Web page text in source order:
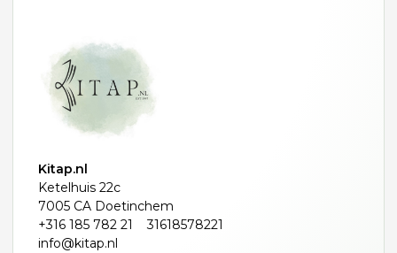
Kitap.nl
Ketelhuis 22c
7005 CA Doetinchem
+316 185 782 21
31618578221
info@kitap.nl